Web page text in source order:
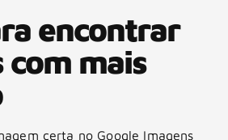
encontrar
com mais
certa no Google Imagens